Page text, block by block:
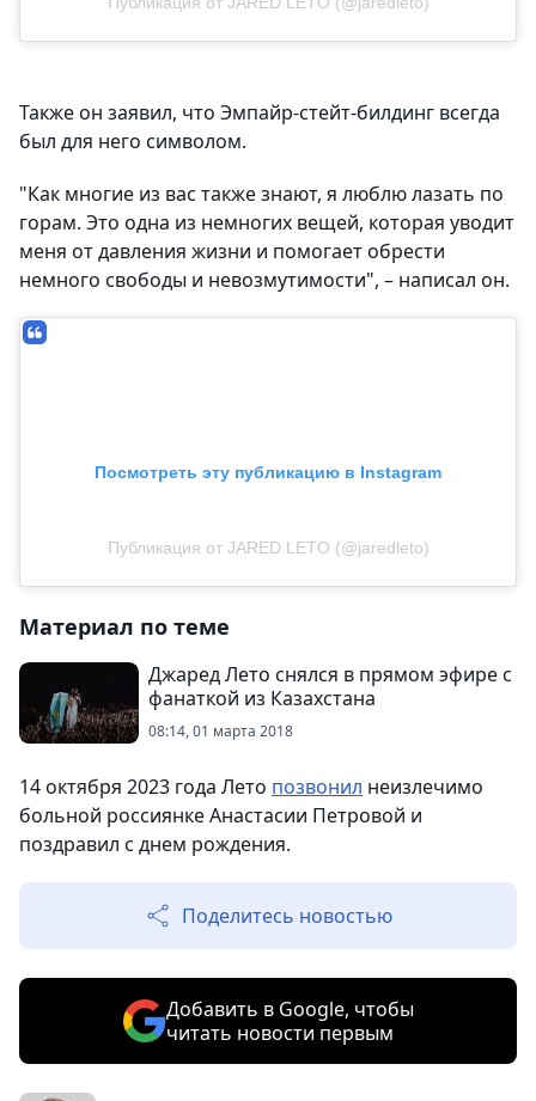
Также он заявил, что Эмпайр-стейт-билдинг всегда
был для него символом.
"Как многие из вас также знают, я люблю лазать по
горам. Это одна из немногих вещей, которая уводит
меня от давления жизни и помогает обрести
немного свободы и невозмутимости", – написал он.
Посмотреть эту публикацию в Instagram
Публикация от JARED LETO (@jaredleto)
Материал по теме
Джаред Лето снялся в прямом эфире с
фанаткой из Казахстана
08:14, 01 марта 2018
14 октября 2023 года Лето позвонил неизлечимо
больной россиянке Анастасии Петровой и
поздравил с днем рождения.
Поделитесь новостью
Добавить в Google, чтобы
читать новости первым